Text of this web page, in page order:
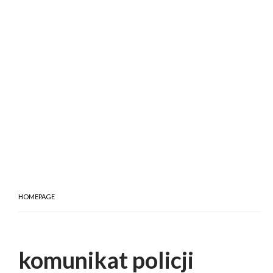
HOMEPAGE
komunikat policji